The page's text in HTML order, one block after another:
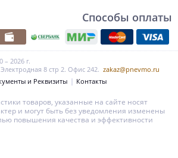
Способы оплаты
2026 г.
8 стр 2. Офис 242. zakaz@pnevmo.ru
и Реквизиты Контакты
товаров, указанные на сайте носят
и могут быть без уведомления изменены
повышения качества и эффективности